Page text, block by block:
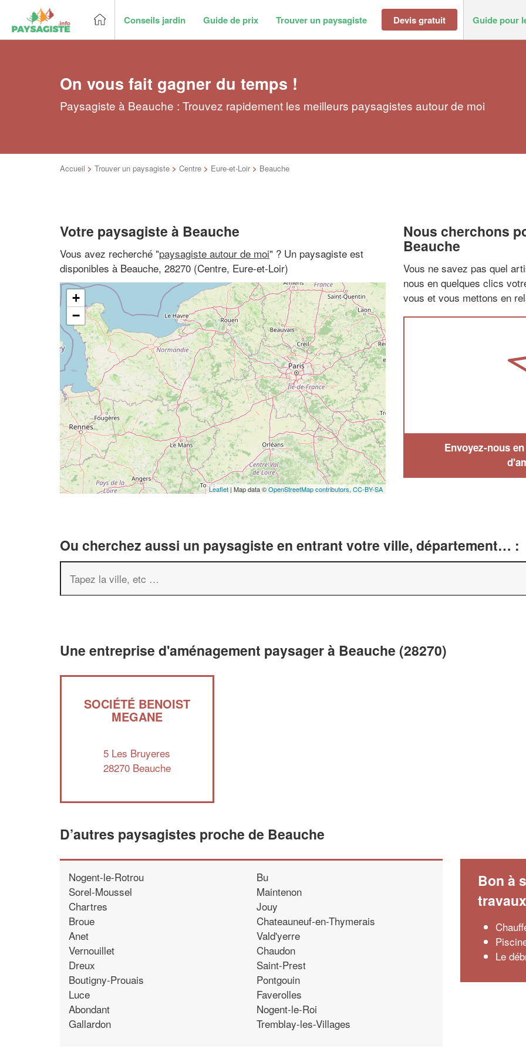
Conseils jardin Guide de prix Trouver un paysagiste Devis gratuit Guide pour
On vous fait gagner du temps !
Paysagiste à Beauche : Trouvez rapidement les meilleurs paysagistes autour de moi
Accueil > Trouver un paysagiste > Centre > Eure-et-Loir > Beauche
Votre paysagiste à Beauche
Vous avez recherché "paysagiste autour de moi" ? Un paysagiste est
disponibles à Beauche, 28270 (Centre, Eure-et-Loir)
+
−
Leaflet | Map data ©OpenStreetMap contributors, CC-BY-SA
Nous cherchons
Beauche
Vous ne savez pas quel
nous en quelques clics
vous et vous mettons en
Envoyez-nous
Ou cherchez aussi un paysagiste en entrant votre ville, département… :
Une entreprise d'aménagement paysager à Beauche (28270)
SOCIÉTÉ BENOIST
MEGANE
5 Les Bruyeres
28270 Beauche
D’autres paysagistes proche de Beauche
Nogent-le-Rotrou
Sorel-Moussel
Chartres
Broue
Anet
Vernouillet
Dreux
Boutigny-Prouais
Luce
Abondant
Gallardon
Bu
Maintenon
Jouy
Chateauneuf-en-Thymerais
Vald'yerre
Chaudon
Saint-Prest
Pontgouin
Faverolles
Nogent-le-Roi
Tremblay-les-Villages
Bon à
travaux
Le